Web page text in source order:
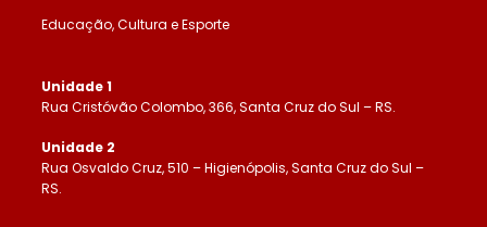
Educação, Cultura e Esporte
Unidade 1
Rua Cristóvão Colombo, 366, Santa Cruz do Sul – RS.
Unidade 2
Rua Osvaldo Cruz, 510 – Higienópolis, Santa Cruz do Sul –
RS.